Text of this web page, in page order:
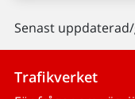
Senast
Trafikverket